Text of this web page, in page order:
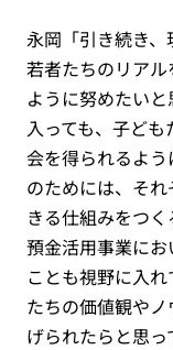
永岡「引き続き
若者たちのリア
ように努めたい
入っても、子ど
会を得られるよ
のためには、そ
きる仕組みをつ
預金活用事業に
ことも視野に入
たちの価値観や
げられたらと思